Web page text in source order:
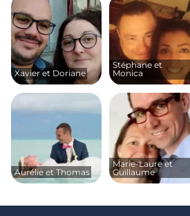
Xavier et Doriane
Stéphane et
Monica
Aurélie et Thomas
Marie-Laure et
Guillaume